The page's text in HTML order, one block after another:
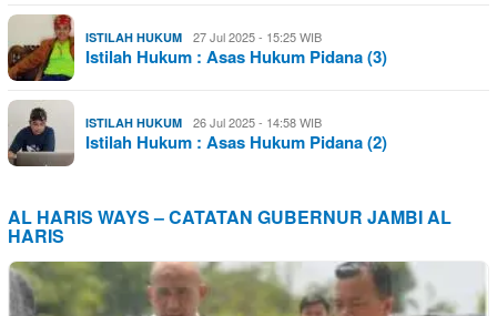
ISTILAH HUKUM 27 Jul 2025 - 15:25 WIB
Istilah Hukum : Asas Hukum Pidana (3)
ISTILAH HUKUM 26 Jul 2025 - 14:58 WIB
Istilah Hukum : Asas Hukum Pidana (2)
AL HARIS WAYS – CATATAN GUBERNUR JAMBI AL
HARIS